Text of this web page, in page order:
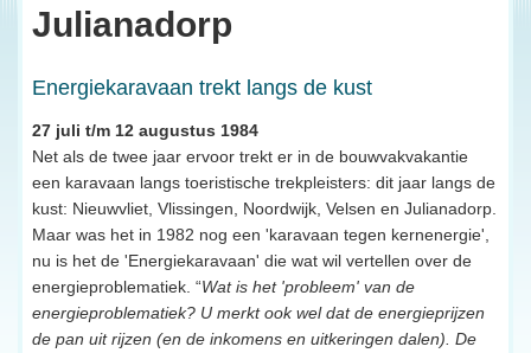
Julianadorp
Energiekaravaan trekt langs de kust
27 juli t/m 12 augustus 1984
Net als de twee jaar ervoor trekt er in de bouwvakvakantie
een karavaan langs toeristische trekpleisters: dit jaar langs de
kust: Nieuwvliet, Vlissingen, Noordwijk, Velsen en Julianadorp.
Maar was het in 1982 nog een 'karavaan tegen kernenergie',
nu is het de 'Energiekaravaan' die wat wil vertellen over de
energieproblematiek. “Wat is het 'probleem' van de
energieproblematiek? U merkt ook wel dat de energieprijzen
de pan uit rijzen (en de inkomens en uitkeringen dalen). De